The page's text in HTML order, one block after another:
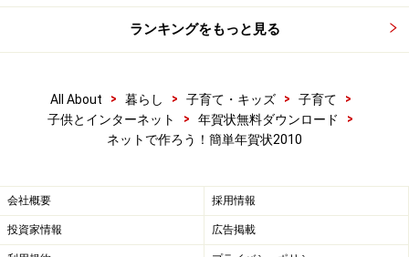
ランキングをもっと見る
All About > 暮らし > 子育て・キッズ > 子育て
>
子供とインターネット
> 年賀状無料ダウンロード
>
ネットで作ろう！簡単年賀状2010
会社概要 採用情報
投資家情報 広告掲載